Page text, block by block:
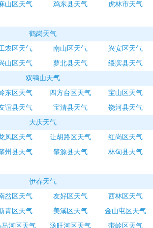
山区天气 鸡东县天气
虎林市天气
鹤岗天气
农区天气 南山区天气
兴安区天气
山区天气 萝北县天气
绥滨县天气
双鸭山天气
东区天气 四方台区天气
宝山区天气
谊县天气 宝清县天气
饶河县天气
大庆天气
凤区天气 让胡路区天气
红岗区天气
州县天气 肇源县天气
林甸县天气
伊春天气
岔区天气 友好区天气
西林区天气
青区天气 美溪区天气
金山屯区天气
马河区天气 汤旺河区天气
带岭区天气